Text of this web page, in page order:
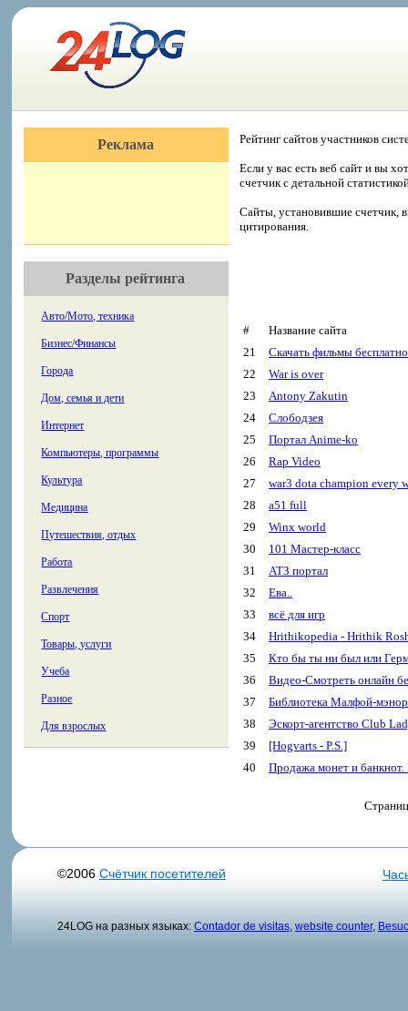
Реклама
Разделы рейтинга
Авто/Мото, техника
Бизнес/Финансы
Города
Дом, семья и дети
Интернет
Компьютеры, программы
Культура
Медицина
Путешествия, отдых
Работа
Развлечения
Спорт
Товары, услуги
Учеба
Разное
Для взрослых
Рейтинг сайтов участников
Если у вас есть веб сайт и вы
счетчик с детальной
Сайты, установившие счетчик,
цитирования.
#
Название сайта
21
Скачать фильмы бесплатно
22
War is over
23
Antony Zakutin
24
Слободзея
25
Портал Anime-ko
26
Rap Video
27
war3 dota champion every
28
a51 full
29
Winx world
30
101 Мастер-класс
31
АТЗ портал
32
Ева..
33
всё для игр
34
Hrithikopedia - Hrithik
35
Кто бы ты ни был или
36
Видео-Смотреть онлайн
37
Библиотека Малфой-мэнор
38
Эскорт-агентство Club
39
[Hogvarts - P.S.]
40
Продажа монет и
©2006 Счётчик посетителей
24LOG на разных языках: Contador de visitas website counter,